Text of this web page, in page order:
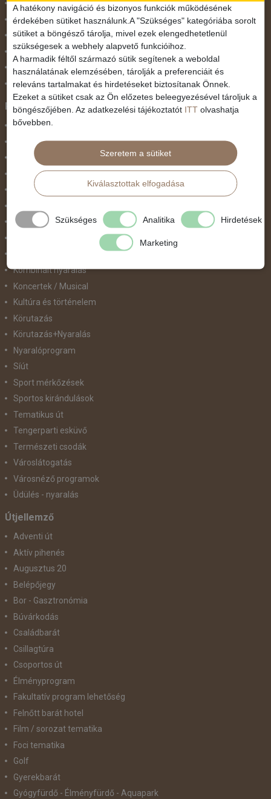
November 1.
Október 23.
Pünkösdi utazás
Szilveszter
Tavaszi szünet
Valentin nap
Programtípus
1 napos utak
Belépőjegy
Egyéni út
Egzotikus út
Fesztiválok
Gyalogtúra
Ifjúsági program / Osztálykirándulás
Kombinált nyaralás
Koncertek / Musical
Kultúra és történelem
Körutazás
Körutazás+Nyaralás
Nyaralóprogram
Síút
Sport mérkőzések
Sportos kirándulások
Tematikus út
Tengerparti esküvő
Természeti csodák
Városlátogatás
Városnéző programok
Üdülés - nyaralás
Útjellemző
Adventi út
Aktív pihenés
Augusztus 20
Belépőjegy
Bor - Gasztronómia
Búvárkodás
Családbarát
Csillagtúra
Csoportos út
Élményprogram
Fakultatív program lehetőség
Felnőtt barát hotel
Film / sorozat tematika
Foci tematika
Golf
Gyerekbarát
Gyógyfürdő - Élményfürdő - Aquapark
A hatékony navigáció és bizonyos funkciók működésének
érdekében sütiket használunk.A "Szükséges" kategóriába sorolt
sütiket a böngésző tárolja, mivel ezek elengedhetetlenül
szükségesek a webhely alapvető funkcióihoz.
A harmadik féltől származó sütik segítenek a weboldal
használatának elemzésében, tárolják a preferenciáit és
releváns tartalmakat és hirdetéseket biztosítanak Önnek.
Ezeket a sütiket csak az Ön előzetes beleegyezésével tároljuk a
böngészőjében. Az adatkezelési tájékoztatót ITT olvashatja
bővebben.
Szeretem a sütiket
Kiválasztottak elfogadása
Szükséges Analitika Hirdetések
Marketing